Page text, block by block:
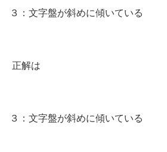
３：文字盤が斜めに傾いている
正解は
３：文字盤が斜めに傾いている